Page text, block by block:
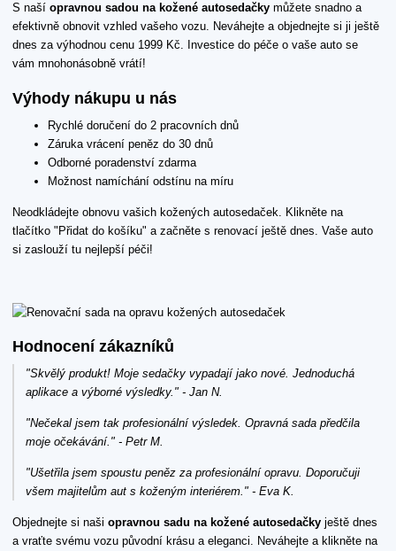
S naší opravnou sadou na kožené autosedačky můžete snadno a
efektivně obnovit vzhled vašeho vozu. Neváhejte a objednejte si ji ještě
dnes za výhodnou cenu 1999 Kč. Investice do péče o vaše auto se
vám mnohonásobně vrátí!
Výhody nákupu u nás
Rychlé doručení do 2 pracovních dnů
Záruka vrácení peněz do 30 dnů
Odborné poradenství zdarma
Možnost namíchání odstínu na míru
Neodkládejte obnovu vašich kožených autosedaček. Klikněte na
tlačítko "Přidat do košíku" a začněte s renovací ještě dnes. Vaše auto
si zaslouží tu nejlepší péči!
Hodnocení zákazníků
"Skvělý produkt! Moje sedačky vypadají jako nové. Jednoduchá
aplikace a výborné výsledky." - Jan N.
"Nečekal jsem tak profesionální výsledek. Opravná sada předčila
moje očekávání." - Petr M.
"Ušetřila jsem spoustu peněz za profesionální opravu. Doporučuji
všem majitelům aut s koženým interiérem." - Eva K.
Objednejte si naši opravnou sadu na kožené autosedačky ještě dnes
a vraťte svému vozu původní krásu a eleganci. Neváhejte a klikněte na